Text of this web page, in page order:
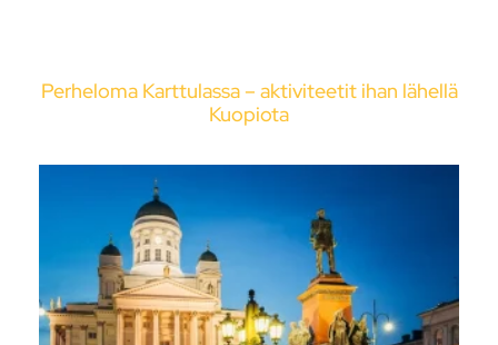
Perheloma Karttulassa – aktiviteetit ihan lähellä
Kuopiota